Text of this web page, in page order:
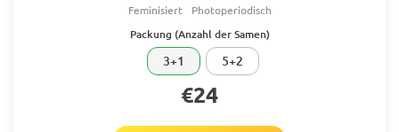
Feminisiert Photoperiodisch
Packung (Anzahl der Samen)
3+1 5+2
€24